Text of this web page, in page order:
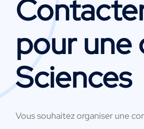
pour une
Sciences
Vous souhaitez organiser une